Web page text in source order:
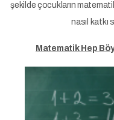
şekilde çocukların
nasıl katkı
Matematik Hep